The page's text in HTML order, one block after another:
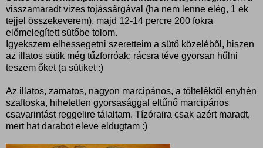
visszamaradt vizes tojássárgával (ha nem lenne elég, 1 ek
tejjel összekeverem), majd 12-14 percre 200 fokra
előmelegített sütőbe tolom.
Igyekszem elhessegetni szeretteim a sütő közeléből, hiszen
az illatos sütik még tűzforróak; rácsra téve gyorsan hűlni
teszem őket (a sütiket :)
Az illatos, zamatos, nagyon marcipános, a tölteléktől enyhén
szaftoska, hihetetlen gyorsasággal eltűnő marcipános
csavarintást reggelire tálaltam. Tízóraira csak azért maradt,
mert hat darabot eleve eldugtam :)